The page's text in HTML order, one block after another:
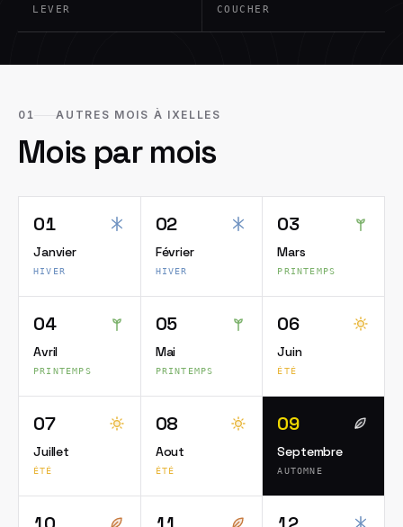
LEVER COUCHER
01 AUTRES MOIS À IXELLES
Mois par mois
01
Janvier
HIVER
02
Février
HIVER
03
Mars
PRINTEMPS
04
Avril
PRINTEMPS
05
Mai
PRINTEMPS
06
Juin
ÉTÉ
07
Juillet
ÉTÉ
08
Aout
ÉTÉ
09
Septembre
AUTOMNE